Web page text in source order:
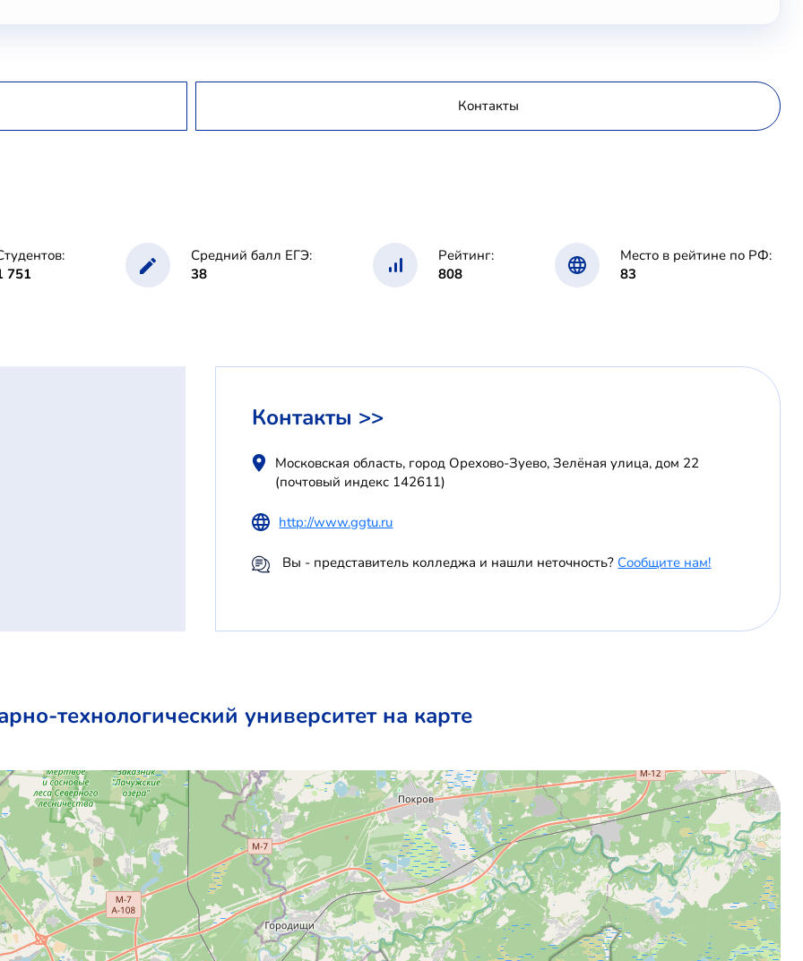
Контакты
751
Средний балл ЕГЭ:
38
Рейтинг:
808
Место в рейтине по РФ:
83
Контакты >>
Московская область, город Орехово-Зуево, Зелёная улица, дом 22
(почтовый индекс 142611)
http://www.ggtu.ru
Вы - представитель колледжа и нашли неточность? Сообщите нам!
технологический университет на карте